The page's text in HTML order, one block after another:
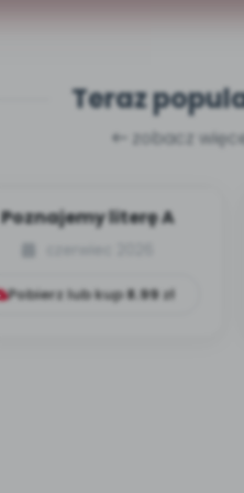
Teraz
zobacz
Poznajemy literę A
Pobierz lub kup8.99zł